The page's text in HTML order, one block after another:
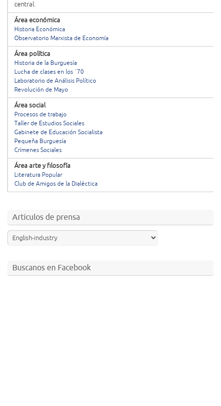
central.
Área económica
Historia Económica
Observatorio Marxista de Economía
Área política
Historia de la Burguesía
Lucha de clases en los ´70
Laboratorio de Análisis Político
Revolución de Mayo
Área social
Procesos de trabajo
Taller de Estudios Sociales
Gabinete de Educación Socialista
Pequeña Burguesía
Crímenes Sociales
Área arte y filosofía
Literatura Popular
Club de Amigos de la Dialéctica
Artículos de prensa
Buscanos en Facebook